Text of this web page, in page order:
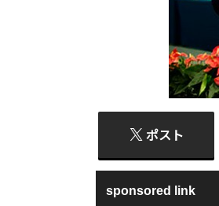
ポスト
sponsored link